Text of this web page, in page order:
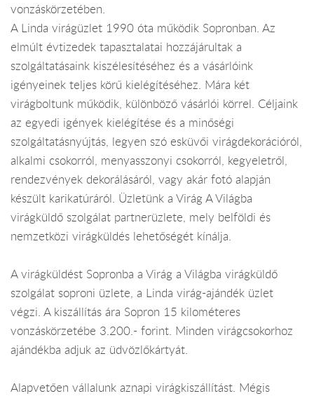
vonzáskörzetében.
A Linda virágüzlet 1990 óta működik Sopronban. Az
elmúlt évtizedek tapasztalatai hozzájárultak a
szolgáltatásaink kiszélesítéséhez és a vásárlóink
igényeinek teljes körű kielégítéséhez. Mára két
virágboltunk működik, különböző vásárlói körrel. Céljaink
az egyedi igények kielégítése és a minőségi
szolgáltatásnyújtás, legyen szó esküvői virágdekorációról,
alkalmi csokorról, menyasszonyi csokorról, kegyeletről,
rendezvények dekorálásáról, vagy akár fotó alapján
készült karikatúráról. Üzletünk a Virág A Világba
virágküldő szolgálat partnerüzlete, mely belföldi és
nemzetközi virágküldés lehetőségét kínálja.
A virágküldést Sopronba a Virág a Világba virágküldő
szolgálat soproni üzlete, a Linda virág-ajándék üzlet
végzi. A kiszállítás ára Sopron 15 kilométeres
vonzáskörzetébe 3.200.- forint. Minden virágcsokorhoz
ajándékba adjuk az üdvözlőkártyát.
Alapvetően vállalunk aznapi virágkiszállítást. Mégis